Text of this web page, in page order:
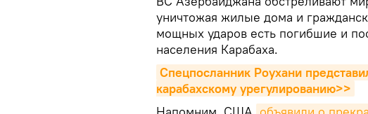
уничтожая жилые дома и
мощных ударов есть погибшие и
населения Карабаха.
Спецпосланник Роухани
карабахскому урегулированию>>